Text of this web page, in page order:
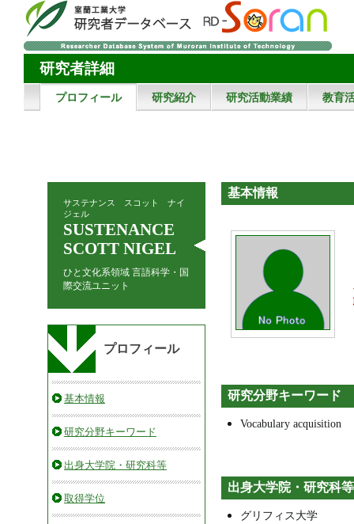
研究者詳細
プロフィール 研究紹介 研究活動業績 教育
サステナンス スコット ナイ
ジェル
SUSTENANCE
SCOTT NIGEL
ひと文化系領域 言語科学・国
際交流ユニット
プロフィール
基本情報
研究分野キーワード
出身大学院・研究科等
取得学位
基本情報
研究分野キーワード
Vocabulary acquisition
出身大学院・研究科等
グリフィス大学